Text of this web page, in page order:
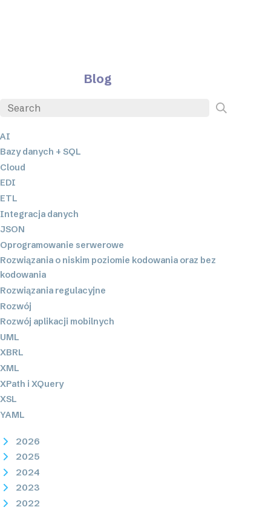
Blog
AI
Bazy danych + SQL
Cloud
EDI
ETL
Integracja danych
JSON
Oprogramowanie serwerowe
Rozwiązania o niskim poziomie kodowania oraz bez
kodowania
Rozwiązania regulacyjne
Rozwój
Rozwój aplikacji mobilnych
UML
XBRL
XML
XPath i XQuery
XSL
YAML
2026
2025
2024
2023
2022